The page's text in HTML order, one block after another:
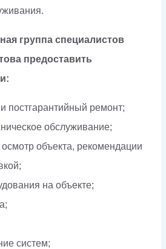
группа специалистов
предоставить
постгарантийный ремонт;
обслуживание;
объекта, рекомендации
на объекте;
систем;